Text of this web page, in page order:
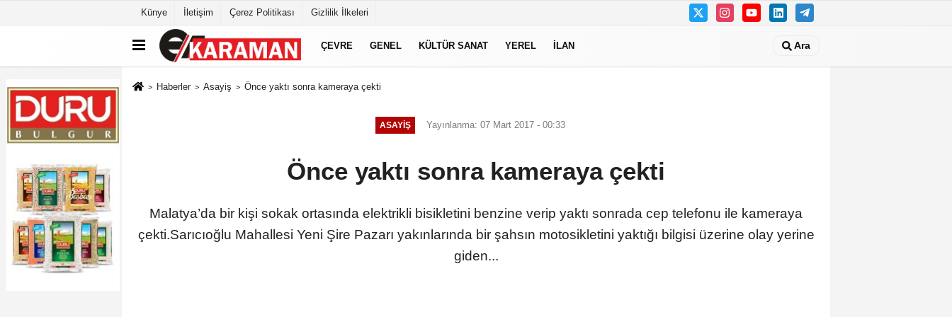
Künye İletişim Çerez Politikası Gizlilik İlkeleri
ÇEVRE GENEL KÜLTÜR SANAT YEREL İLAN Ara
Haberler Asayiş Önce yaktı sonra kameraya çekti
ASAYIŞ Yayınlanma: 07 Mart 2017 - 00:33
Önce yaktı sonra kameraya çekti
Malatya’da bir kişi sokak ortasında elektrikli bisikletini benzine verip yaktı sonrada cep telefonu ile kameraya
çekti.Sarıcıoğlu Mahallesi Yeni Şire Pazarı yakınlarında bir şahsın motosikletini yaktığı bilgisi üzerine olay yerine
giden...